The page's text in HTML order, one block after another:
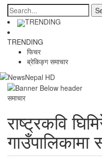
TRENDING
TRENDING
फिचर
ब्रेकिङ्ग समाचार
समाचार
राष्ट्रकवि
गाउँपालिकामा